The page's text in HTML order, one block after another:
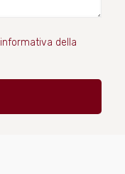
informativa della